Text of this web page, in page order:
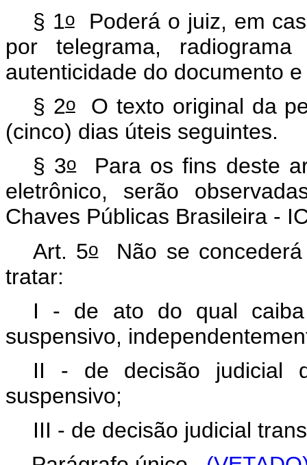
§ 1oPoderá o juiz, em
por telegrama,
autenticidade do documento
§ 2oO texto original da
(cinco) dias úteis seguintes.
§ 3oPara os fins deste
eletrônico, serão
Chaves Públicas Brasileira -
Art. 5oNão se concederá
tratar:
I - de ato do qual caiba
suspensivo,
II - de decisão judicial
suspensivo;
III - de decisão judicial